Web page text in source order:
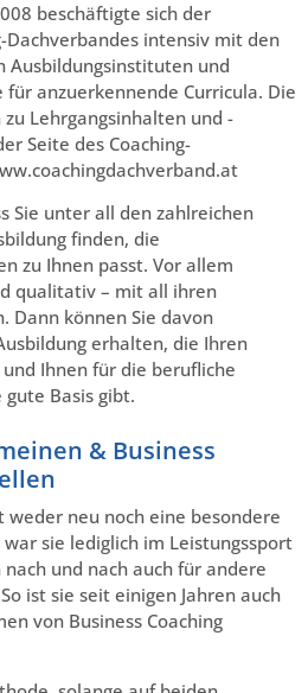
beschäftigte sich der
Dachverbandes intensiv mit den
Ausbildungsinstituten und
für anzuerkennende Curricula. Die
Lehrgangsinhalten und -
Seite des Coaching-
Sie unter all den zahlreichen
finden, die
zu Ihnen passt. Vor allem
qualitativ – mit all ihren
Dann können Sie davon
erhalten, die Ihren
Ihnen für die berufliche
Basis gibt.
& Business
weder neu noch eine besondere
sie lediglich im Leistungssport
und nach auch für andere
ist sie seit einigen Jahren auch
von Business Coaching